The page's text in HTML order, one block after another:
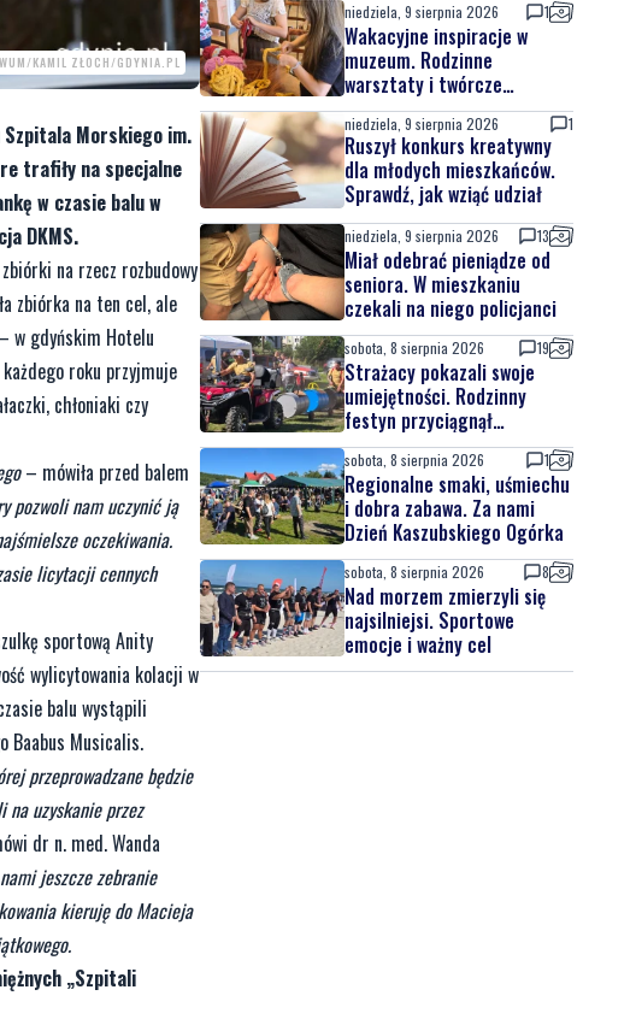
KAMIL ZŁOCH/GDYNIA.PL
Szpitala Morskiego im.
trafiły na specjalne
w czasie balu w
DKMS.
na rzecz rozbudowy
zbiórka na ten cel, ale
w gdyńskim Hotelu
roku przyjmuje
chłoniaki czy
– mówiła przed balem
pozwoli nam uczynić ją
oczekiwania.
licytacji cennych
sportową Anity
wylicytowania kolacji w
balu wystąpili
Baabus Musicalis.
przeprowadzane będzie
uzyskanie przez
dr n. med. Wanda
jeszcze zebranie
kieruję do Macieja
„Szpitali
niedziela, 9 sierpnia 2026 1
Wakacyjne inspiracje w
muzeum. Rodzinne
warsztaty i twórcze
spotkania
niedziela, 9 sierpnia 2026 1
Ruszył konkurs kreatywny
dla młodych mieszkańców.
Sprawdź, jak wziąć udział
niedziela, 9 sierpnia 2026 13
Miał odebrać pieniądze od
seniora. W mieszkaniu
czekali na niego policjanci
sobota, 8 sierpnia 2026 19
Strażacy pokazali swoje
umiejętności. Rodzinny
festyn przyciągnął
mieszkańców oraz gości
sobota, 8 sierpnia 2026 1
Regionalne smaki, uśmiechu
i dobra zabawa. Za nami
Dzień Kaszubskiego Ogórka
sobota, 8 sierpnia 2026 8
Nad morzem zmierzyli się
najsilniejsi. Sportowe
emocje i ważny cel